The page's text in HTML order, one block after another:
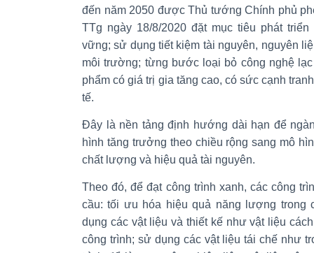
đến năm 2050 được Thủ tướng Chính phủ
TTg ngày 18/8/2020 đặt mục tiêu phát
vững; sử dụng tiết kiệm tài nguyên, nguyên
môi trường; từng bước loại bỏ công nghệ
phẩm có giá trị gia tăng cao, có sức cạnh
tế.
Đây là nền tảng định hướng dài hạn để
hình tăng trưởng theo chiều rộng sang mô
chất lượng và hiệu quả tài nguyên.
Theo đó, để đạt công trình xanh, các công
cầu: tối ưu hóa hiệu quả năng lượng trong
dụng các vật liệu và thiết kế như vật liệu
công trình; sử dụng các vật liệu tái chế như